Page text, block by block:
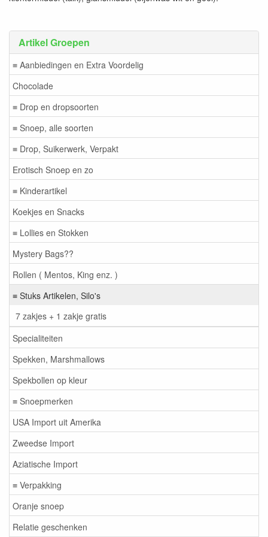
Artikel Groepen
≡ Aanbiedingen en Extra Voordelig
Chocolade
≡ Drop en dropsoorten
≡ Snoep, alle soorten
≡ Drop, Suikerwerk, Verpakt
Erotisch Snoep en zo
≡ Kinderartikel
Koekjes en Snacks
≡ Lollies en Stokken
Mystery Bags??
Rollen ( Mentos, King enz. )
≡ Stuks Artikelen, Silo's
7 zakjes + 1 zakje gratis
Specialiteiten
Spekken, Marshmallows
Spekbollen op kleur
≡ Snoepmerken
USA Import uit Amerika
Zweedse Import
Aziatische Import
≡ Verpakking
Oranje snoep
Relatie geschenken